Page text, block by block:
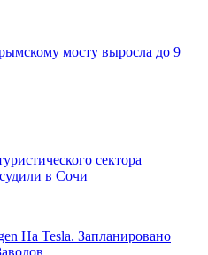
мосту выросла до 9
сектора
в Сочи
На Tesla. Запланировано